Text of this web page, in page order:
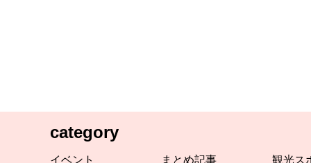
category
イベント まとめ記事 観光ス